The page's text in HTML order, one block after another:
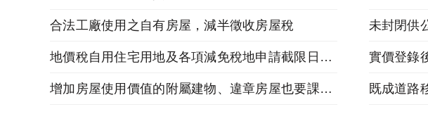
合法工廠使用之自有房屋，減半徵收房屋稅 未封閉供
地價稅自用住宅用地及各項減免稅地申請截限日：9月24日 實價登錄
增加房屋使用價值的附屬建物、違章房屋也要課房屋稅 既成道路